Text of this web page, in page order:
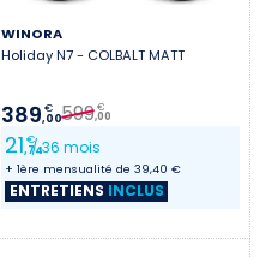
WINORA
Holiday N7 - COLBALT MATT
389,00
€ 599,00
€
21,74
€/ 36 mois
+ 1ère mensualité de 39,40 €
ENTRETIENS INCLUS